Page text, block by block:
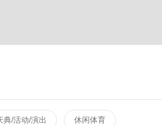
典/活动/演出 休闲体育